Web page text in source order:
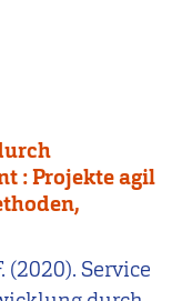
: Projekte agil
(2020). Service